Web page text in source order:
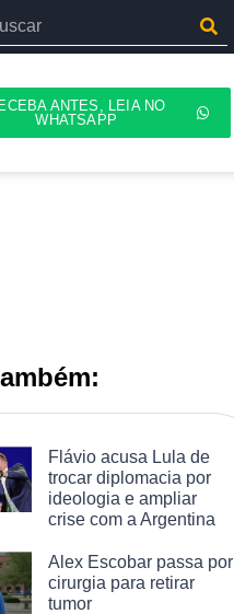
ANTES, LEIA NO
WHATSAPP
Flávio acusa Lula de
trocar diplomacia por
ideologia e ampliar
crise com a Argentina
Alex Escobar passa por
cirurgia para retirar
tumor